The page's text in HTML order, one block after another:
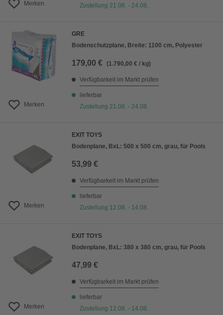
Merken Zustellung 21.08. - 24.08.
Merken
GRE
Bodenschutzplane, Breite: 1100 cm, Polyester
179,00 € (1.790,00 € / kg)
Verfügbarkeit im Markt prüfen
lieferbar
Zustellung 21.08. - 24.08.
Merken
EXIT TOYS
Bodenplane, BxL: 500 x 500 cm, grau, für Pools
53,99 €
Verfügbarkeit im Markt prüfen
lieferbar
Zustellung 12.08. - 14.08.
Merken
EXIT TOYS
Bodenplane, BxL: 380 x 380 cm, grau, für Pools
47,99 €
Verfügbarkeit im Markt prüfen
lieferbar
Zustellung 12.08. - 14.08.